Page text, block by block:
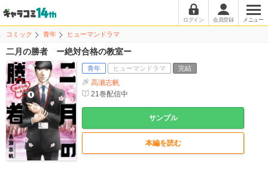
ログイン 会員登録 メニュー
コミック 青年 ヒューマンドラマ
二月の勝者 ー絶対合格の教室ー
青年 ヒューマンドラマ 完結
高瀬志帆
21巻配信中
サンプル
本編を読む